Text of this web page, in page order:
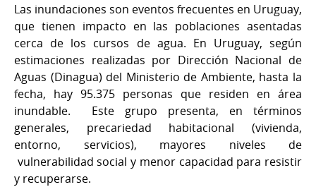
Las inundaciones son eventos frecuentes en Uruguay,
que tienen impacto en las poblaciones asentadas
cerca de los cursos de agua. En Uruguay, según
estimaciones realizadas por Dirección Nacional de
Aguas (Dinagua) del Ministerio de Ambiente, hasta la
fecha, hay 95.375 personas que residen en área
inundable. Este grupo presenta, en términos
generales, precariedad habitacional (vivienda,
entorno, servicios), mayores niveles de
vulnerabilidad social y menor capacidad para resistir
y recuperarse.